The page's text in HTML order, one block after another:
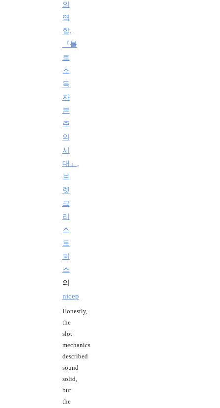
의
역
할,
『불
로
소
득
자
본
주
의
시
대』,
브
렛
크
리
스
토
퍼
스
의
nicep
Honestly,
the
slot
mechanics
described
sound
solid,
but
the